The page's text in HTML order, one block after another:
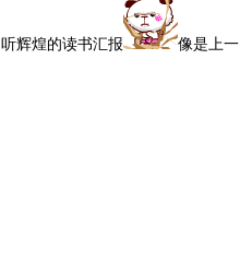
听辉煌的读书汇报 像是上